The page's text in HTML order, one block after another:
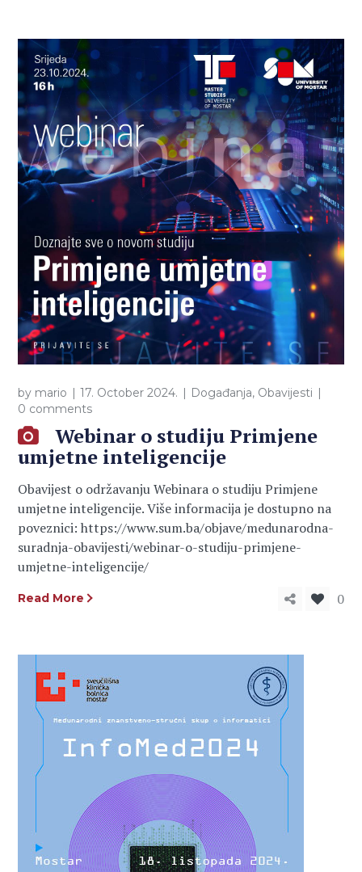
by mario 17. October 2024. Događanja, Obavijesti
0 comments
Webinar o studiju Primjene
umjetne inteligencije
Obavijest o održavanju Webinara o studiju Primjene
umjetne inteligencije. Više informacija je dostupno na
poveznici: https://www.sum.ba/objave/medunarodna-
suradnja-obavijesti/webinar-o-studiju-primjene-
umjetne-inteligencije/
Read More 0